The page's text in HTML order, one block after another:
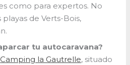
como para expertos. No
de Verts-Bois,
tu autocaravana?
Camping la Gautrelle, situado